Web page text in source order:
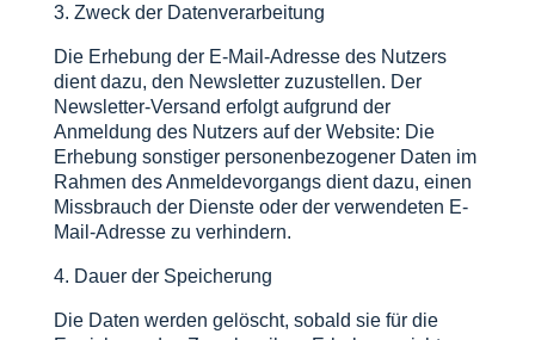
3. Zweck der Datenverarbeitung
Die Erhebung der E-Mail-Adresse des Nutzers
dient dazu, den Newsletter zuzustellen. Der
Newsletter-Versand erfolgt aufgrund der
Anmeldung des Nutzers auf der Website: Die
Erhebung sonstiger personenbezogener Daten im
Rahmen des Anmeldevorgangs dient dazu, einen
Missbrauch der Dienste oder der verwendeten E-
Mail-Adresse zu verhindern.
4. Dauer der Speicherung
Die Daten werden gelöscht, sobald sie für die